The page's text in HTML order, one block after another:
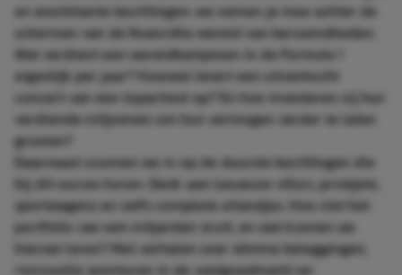
en exorbitante bezittingen: we nemen je mee achter de
schermen van de financiële wereld van beroemdheden.
Wat verdient een wereldkampioen in de Formule 1
eigenlijk per jaar? Hoeveel levert een uitverkocht
concert van een topartiest op? En hoe investeren zij hun
verdiende miljoenen om hun vermogen verder te laten
groeien?
Daarnaast zoomen we in op de duurste bezittingen die
bij dit succes horen. Denk aan luxueuze villa’s, privéjets,
sportwagens en zelfs complete eilandjes. Hoe ziet het
portfolio van een miljardair eruit, en wat kunnen we
hiervan leren? Met verhalen over slimme beleggingen,
risicovolle avonturen in de vastgoedmarkt en